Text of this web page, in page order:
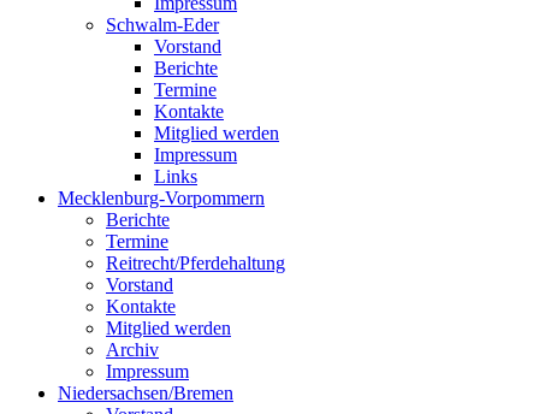
Schwalm-Eder
Vorstand
Berichte
Termine
Kontakte
Mitglied werden
Impressum
Links
Mecklenburg-Vorpommern
Berichte
Termine
Reitrecht/Pferdehaltung
Vorstand
Kontakte
Mitglied werden
Archiv
Impressum
Niedersachsen/Bremen